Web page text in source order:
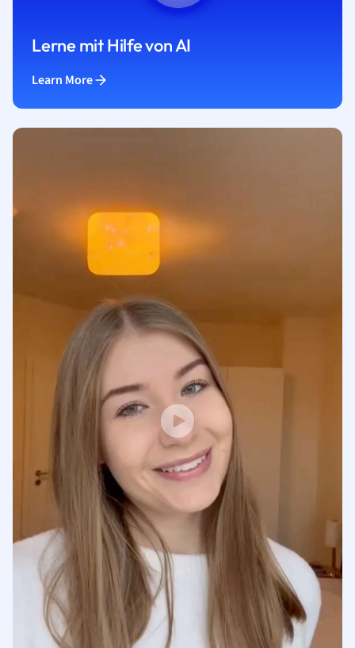
Lerne mit Hilfe von AI
Learn More